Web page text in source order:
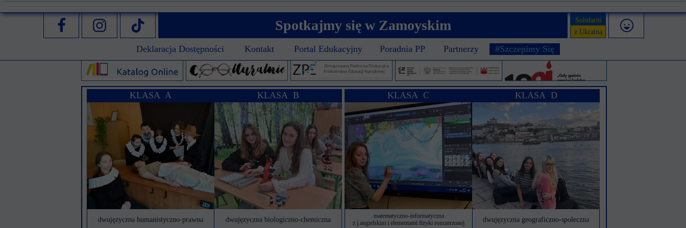
Przerwy szkolne
Solidarni
z Ukrainą
KLASA D
KLASA C
KLASA B
KLASA A
dwujęzyczna geograficzno-społeczna
matematyczno-informatyczna
z j.angielskim i elementami fizyki rozszerzonej
dwujęzyczna biologiczno-chemiczna
dwujęzyczna humanistyczno-prawna
Deklaracja Dostępności #Szczepimy Się
Partnerzy
Poradnia PP
Portal Edukacyjny
Kontakt
Spotkajmy się w Zamoyskim